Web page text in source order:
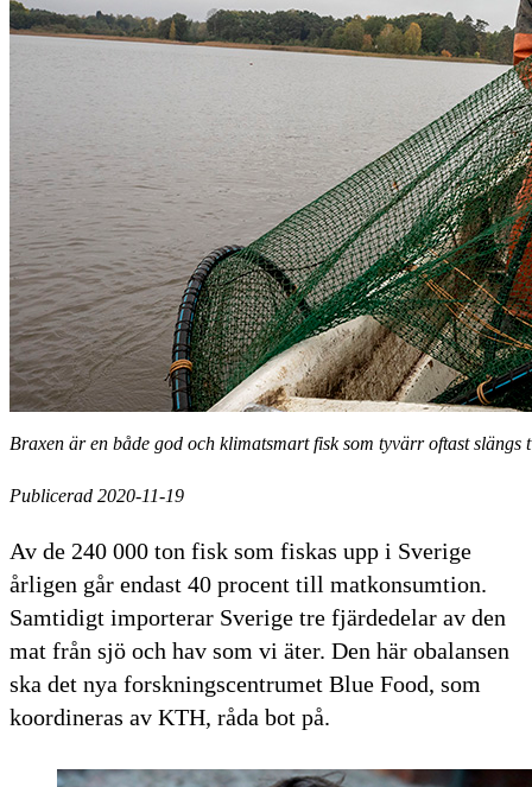
Braxen är en både god och klimatsmart fisk som tyvärr oftast
Publicerad 2020-11-19
Av de 240 000 ton fisk som fiskas upp i Sverige
årligen går endast 40 procent till matkonsumtion.
Samtidigt importerar Sverige tre fjärdedelar av den
mat från sjö och hav som vi äter. Den här obalansen
ska det nya forskningscentrumet Blue Food, som
koordineras av KTH, råda bot på.